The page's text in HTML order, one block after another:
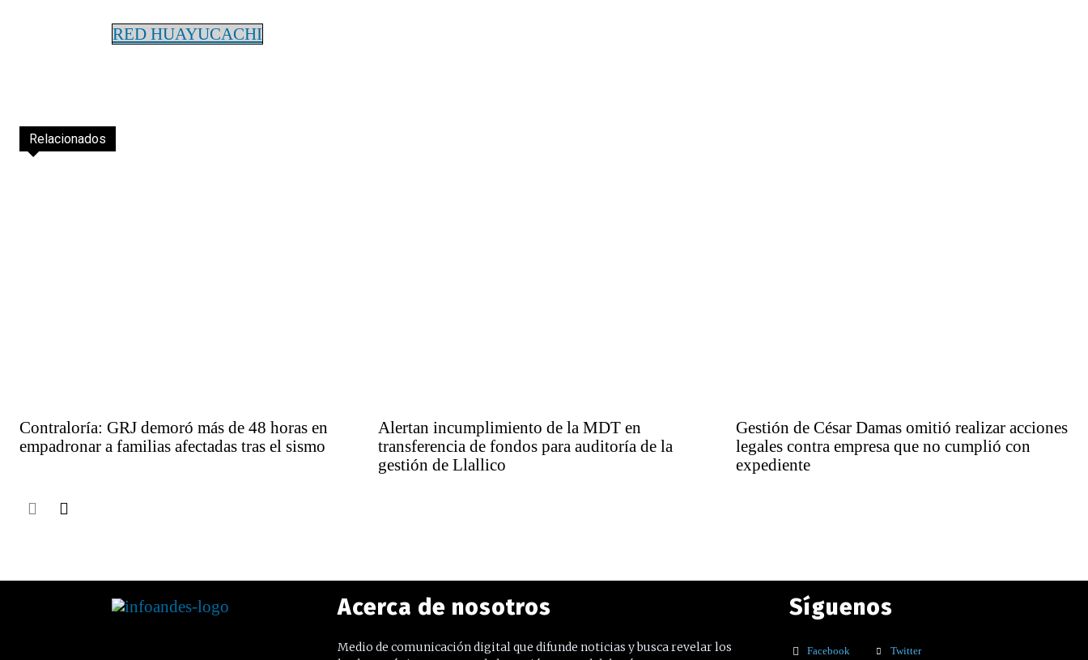
RED HUAYUCACHI
Relacionados
Contraloría: GRJ demoró más de 48 horas en
empadronar a familias afectadas tras el sismo
Alertan incumplimiento de la MDT en
transferencia de fondos para auditoría de la
gestión de Llallico
Gestión de César Damas omitió realizar acciones
legales contra empresa que no cumplió con
expediente
Acerca de nosotros
Medio de comunicación digital que difunde noticias y busca revelar los
Síguenos
Facebook Twitter